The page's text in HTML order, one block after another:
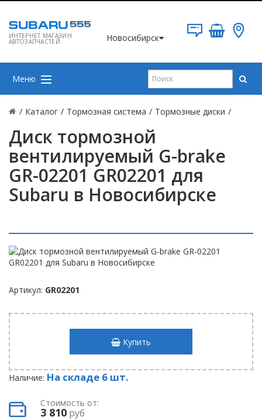
ИНТЕРНЕТ МАГАЗИН
АВТОЗАПЧАСТЕЙ Новосибирск
Меню
/ Каталог / Тормозная система / Тормозные диски /
Диск тормозной
вентилируемый G-brake
GR-02201 GR02201 для
Subaru в Новосибирске
Артикул: GR02201
Купить
Наличие: На складе 6 шт.
Стоимость от:
3 810 руб